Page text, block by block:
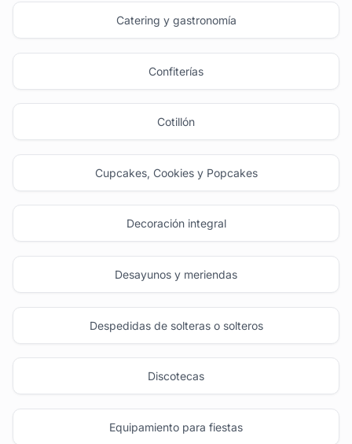
Catering y gastronomía
Confiterías
Cotillón
Cupcakes, Cookies y Popcakes
Decoración integral
Desayunos y meriendas
Despedidas de solteras o solteros
Discotecas
Equipamiento para fiestas